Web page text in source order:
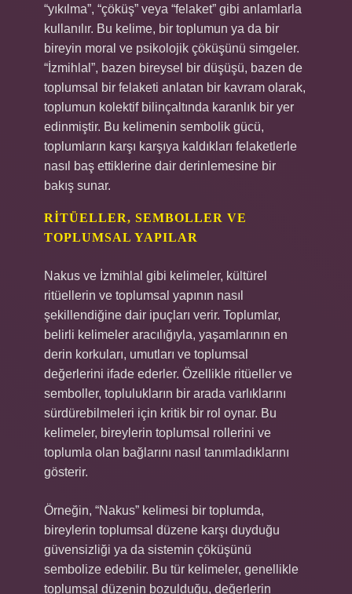
“yıkılma”, “çöküş” veya “felaket” gibi anlamlarla
kullanılır. Bu kelime, bir toplumun ya da bir
bireyin moral ve psikolojik çöküşünü simgeler.
“İzmihlal”, bazen bireysel bir düşüşü, bazen de
toplumsal bir felaketi anlatan bir kavram olarak,
toplumun kolektif bilinçaltında karanlık bir yer
edinmiştir. Bu kelimenin sembolik gücü,
toplumların karşı karşıya kaldıkları felaketlerle
nasıl baş ettiklerine dair derinlemesine bir
bakış sunar.
RITÜELLER, SEMBOLLER VE
TOPLUMSAL YAPILAR
Nakus ve İzmihlal gibi kelimeler, kültürel
ritüellerin ve toplumsal yapının nasıl
şekillendiğine dair ipuçları verir. Toplumlar,
belirli kelimeler aracılığıyla, yaşamlarının en
derin korkuları, umutları ve toplumsal
değerlerini ifade ederler. Özellikle ritüeller ve
semboller, toplulukların bir arada varlıklarını
sürdürebilmeleri için kritik bir rol oynar. Bu
kelimeler, bireylerin toplumsal rollerini ve
toplumla olan bağlarını nasıl tanımladıklarını
gösterir.
Örneğin, “Nakus” kelimesi bir toplumda,
bireylerin toplumsal düzene karşı duyduğu
güvensizliği ya da sistemin çöküşünü
sembolize edebilir. Bu tür kelimeler, genellikle
toplumsal düzenin bozulduğu, değerlerin